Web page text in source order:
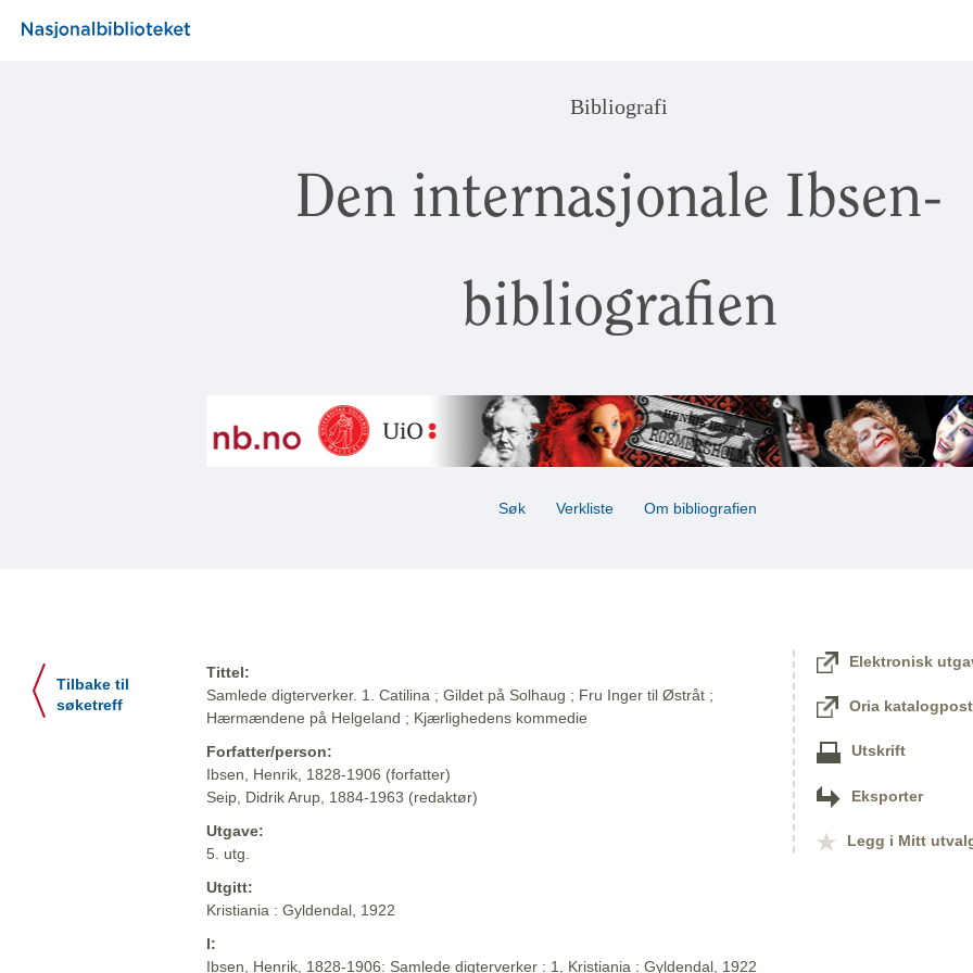
Bibliografi
Den internasjonale Ibsen-
bibliografien
Søk Verkliste Om bibliografien
Tilbake til
søketreff
Tittel:
Samlede digterverker. 1. Catilina ; Gildet på Solhaug ; Fru Inger til Østråt ;
Hærmændene på Helgeland ; Kjærlighedens kommedie
Forfatter/person:
Ibsen, Henrik, 1828-1906 (forfatter)
Seip, Didrik Arup, 1884-1963 (redaktør)
Utgave:
5. utg.
Utgitt:
Kristiania : Gyldendal, 1922
I:
Ibsen, Henrik, 1828-1906: Samlede digterverker : 1, Kristiania : Gyldendal, 1922
Elektronisk
Oria katalogpost
Utskrift
Eksporter
Legg i Mitt